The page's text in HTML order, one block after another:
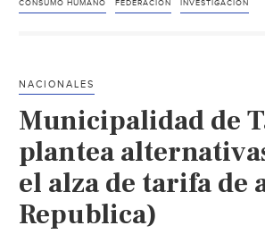
un
superficiales
(LJA.MX)
CONSUMO HUMANO FEDERACIÓN INVESTIGACION
NACIONALES
Municipalidad de
plantea
el alza de tarifa de
Republica)